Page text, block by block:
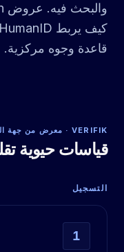
قاعدة وجوه مركزية.
VERIFIK · معرض من جهة الخادم
قياسات حيوية
التسجيل
1